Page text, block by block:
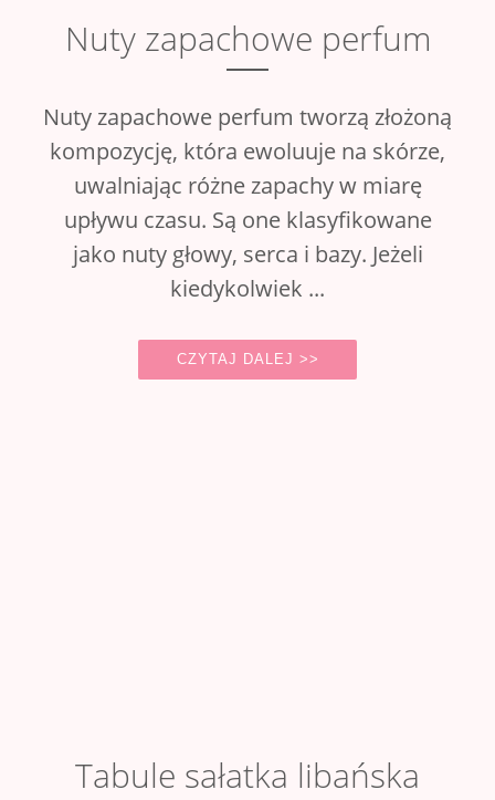
Nuty zapachowe perfum
Nuty zapachowe perfum tworzą złożoną
kompozycję, która ewoluuje na skórze,
uwalniając różne zapachy w miarę
upływu czasu. Są one klasyfikowane
jako nuty głowy, serca i bazy. Jeżeli
kiedykolwiek ...
CZYTAJ DALEJ >>
Tabule sałatka libańska